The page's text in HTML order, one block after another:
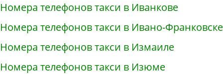
Номера телефонов такси в Иванкове
Номера телефонов такси в Ивано-Франковске
Номера телефонов такси в Измаиле
Номера телефонов такси в Изюме